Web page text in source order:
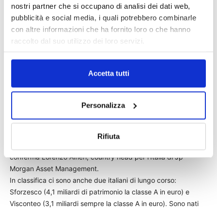
nostri partner che si occupano di analisi dei dati web,
pubblicità e social media, i quali potrebbero combinarle
con altre informazioni che ha fornito loro o che hanno
raccolto dal suo utilizzo dei loro servizi.
Accetta tutti
Personalizza
Rifiuta
di due anni fa il gruppo aveva deciso di sospendere
temporaneamente le sottoscrizioni di nuovi investitori per
consentire al gestore di continuare a investire in maniera
efficace. Il comparto è poi stato riaperto nel corso degli ultimi
Un altro bilanciato tra i primi per masse è il Jpm Global Income
le cui classi a distribuzione dei dividendi hanno attirato molti
raccolta del Jpm Global Income negli ultimi anni e a renderlo
una soluzione tra le più apprezzate è stata proprio la
necessità di affidarsi a una soluzione flessibile e, soprattutto,
conferma Lorenzo Alfieri, country head per l’Italia di Jp
Morgan Asset Management.
In classifica ci sono anche due italiani di lungo corso:
Sforzesco (4,1 miliardi di patrimonio la classe A in euro) e
Visconteo (3,1 miliardi sempre la classe A in euro). Sono nati